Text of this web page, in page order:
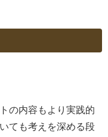
の内容もより実践的
ても考えを深める段